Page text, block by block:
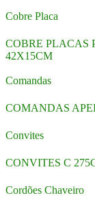
Cobre Placa
COBRE PLACAS
42X15CM
Comandas
COMANDAS
Convites
CONVITES C
Cordões Chaveiro